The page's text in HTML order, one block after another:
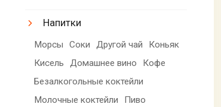
Напитки
Морсы Соки Другой чай
Коньяк
Кисель
Домашнее вино
Кофе
Безалкогольные коктейли
Молочные коктейли
Пиво